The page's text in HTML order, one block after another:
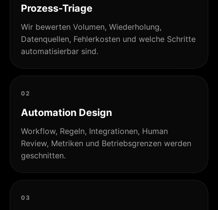
Prozess-Triage
Wir bewerten Volumen, Wiederholung,
Datenquellen, Fehlerkosten und welche Schritte
automatisierbar sind.
02
Automation Design
Workflow, Regeln, Integrationen, Human
Review, Metriken und Betriebsgrenzen werden
geschnitten.
03